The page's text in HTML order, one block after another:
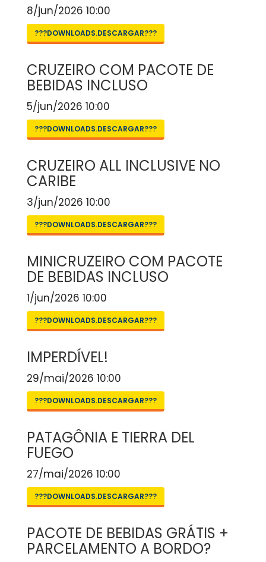
8/jun/2026 10:00
???DOWNLOADS.DESCARGAR???
CRUZEIRO COM PACOTE DE
BEBIDAS INCLUSO
5/jun/2026 10:00
???DOWNLOADS.DESCARGAR???
CRUZEIRO ALL INCLUSIVE NO
CARIBE
3/jun/2026 10:00
???DOWNLOADS.DESCARGAR???
MINICRUZEIRO COM PACOTE
DE BEBIDAS INCLUSO
1/jun/2026 10:00
???DOWNLOADS.DESCARGAR???
IMPERDÍVEL!
29/mai/2026 10:00
???DOWNLOADS.DESCARGAR???
PATAGÔNIA E TIERRA DEL
FUEGO
27/mai/2026 10:00
???DOWNLOADS.DESCARGAR???
PACOTE DE BEBIDAS GRÁTIS +
PARCELAMENTO A BORDO?